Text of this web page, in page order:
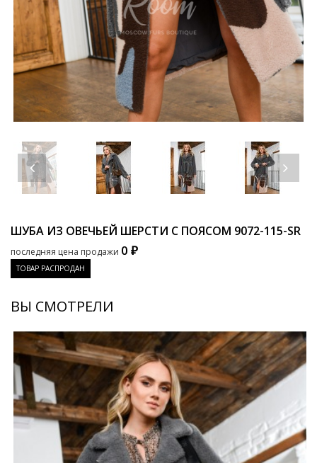
ШУБА ИЗ ОВЕЧЬЕЙ ШЕРСТИ С ПОЯСОМ 9072-115-SR
последняя цена продажи 0 ₽
ТОВАР РАСПРОДАН
ВЫ СМОТРЕЛИ